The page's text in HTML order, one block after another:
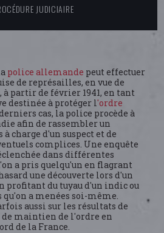
JUDICIAIRE
police allemande peut effectuer
de représailles, en vue de
à partir de février 1941, en tant
destinée à protéger l'ordre
cas, la police procède à
afin de rassembler un
charge d'un suspect et de
complices. Une enquête
dans différentes
a pris quelqu'un en flagrant
une découverte lors d'un
profitant du tuyau d'un indic ou
qu'on a menées soi-même.
aussi sur les résultats de
de maintien de l'ordre en
de la France.